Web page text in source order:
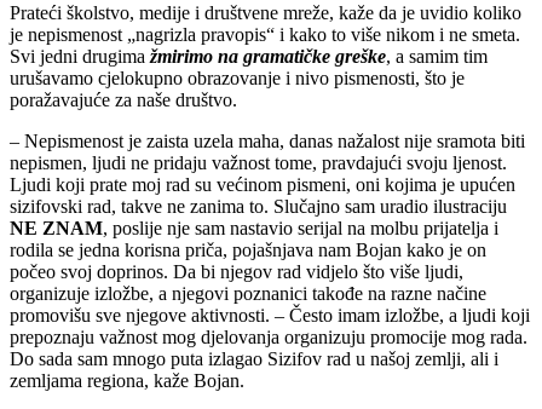
Prateći školstvo, medije i društvene mreže, kaže da je uvidio koliko
je nepismenost „nagrizla pravopis“ i kako to više nikom i ne smeta.
Svi jedni drugima žmirimo na gramatičke greške, a samim tim
urušavamo cjelokupno obrazovanje i nivo pismenosti, što je
poražavajuće za naše društvo.
– Nepismenost je zaista uzela maha, danas nažalost nije sramota biti
nepismen, ljudi ne pridaju važnost tome, pravdajući svoju ljenost.
Ljudi koji prate moj rad su većinom pismeni, oni kojima je upućen
sizifovski rad, takve ne zanima to. Slučajno sam uradio ilustraciju
NE ZNAM, poslije nje sam nastavio serijal na molbu prijatelja i
rodila se jedna korisna priča, pojašnjava nam Bojan kako je on
počeo svoj doprinos. Da bi njegov rad vidjelo što više ljudi,
organizuje izložbe, a njegovi poznanici takođe na razne načine
promovišu sve njegove aktivnosti. – Često imam izložbe, a ljudi koji
prepoznaju važnost mog djelovanja organizuju promocije mog rada.
Do sada sam mnogo puta izlagao Sizifov rad u našoj zemlji, ali i
zemljama regiona, kaže Bojan.